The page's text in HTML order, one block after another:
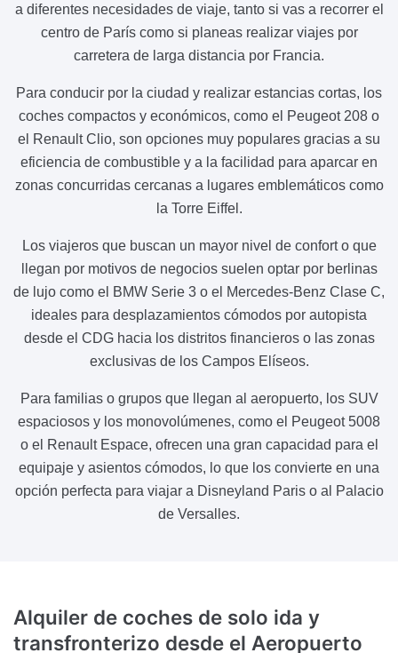
a diferentes necesidades de viaje, tanto si vas a recorrer el
centro de París como si planeas realizar viajes por
carretera de larga distancia por Francia.
Para conducir por la ciudad y realizar estancias cortas, los
coches compactos y económicos, como el Peugeot 208 o
el Renault Clio, son opciones muy populares gracias a su
eficiencia de combustible y a la facilidad para aparcar en
zonas concurridas cercanas a lugares emblemáticos como
la Torre Eiffel.
Los viajeros que buscan un mayor nivel de confort o que
llegan por motivos de negocios suelen optar por berlinas
de lujo como el BMW Serie 3 o el Mercedes-Benz Clase C,
ideales para desplazamientos cómodos por autopista
desde el CDG hacia los distritos financieros o las zonas
exclusivas de los Campos Elíseos.
Para familias o grupos que llegan al aeropuerto, los SUV
espaciosos y los monovolúmenes, como el Peugeot 5008
o el Renault Espace, ofrecen una gran capacidad para el
equipaje y asientos cómodos, lo que los convierte en una
opción perfecta para viajar a Disneyland Paris o al Palacio
de Versalles.
Alquiler de coches de solo ida y
transfronterizo desde el Aeropuerto